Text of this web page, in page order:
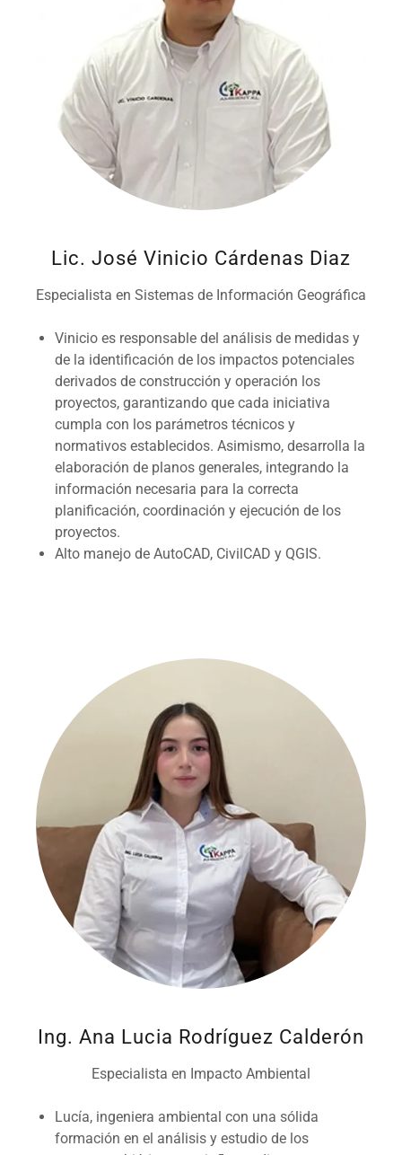
Lic. José Vinicio Cárdenas Diaz
Especialista en Sistemas de Información Geográfica
Vinicio es responsable del análisis de medidas y
de la identificación de los impactos potenciales
derivados de construcción y operación los
proyectos, garantizando que cada iniciativa
cumpla con los parámetros técnicos y
normativos establecidos. Asimismo, desarrolla la
elaboración de planos generales, integrando la
información necesaria para la correcta
planificación, coordinación y ejecución de los
proyectos.
Alto manejo de AutoCAD, CivilCAD y QGIS.
Ing. Ana Lucia Rodríguez Calderón
Especialista en Impacto Ambiental
Lucía, ingeniera ambiental con una sólida
formación en el análisis y estudio de los